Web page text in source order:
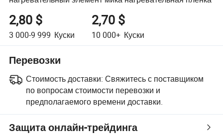
2,80 $
3 000-9 999 Куски
2,70 $
10 000+ Куски
Перевозки
Стоимость доставки: Свяжитесь с поставщиком
по вопросам стоимости перевозки и
предполагаемого времени доставки.
Защита онлайн-трейдинга